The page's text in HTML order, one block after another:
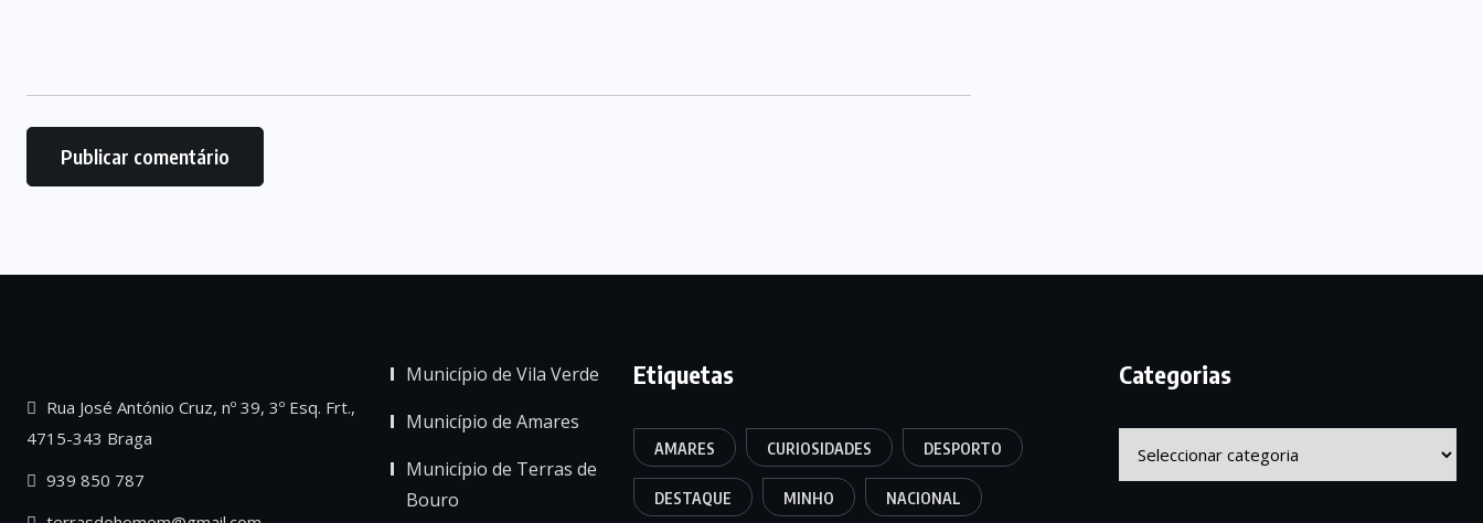
Rua José António Cruz, nº 39, 3º Esq. Frt.,
4715-343 Braga
939 850 787
Município de Vila Verde
Município de Amares
Município de Terras de
Bouro
Etiquetas
AMARES CURIOSIDADES DESPORTO
DESTAQUE MINHO NACIONAL
Categorias